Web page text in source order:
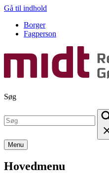
Gå til indhold
Borger
Fagperson
Søg
Menu
Hovedmenu